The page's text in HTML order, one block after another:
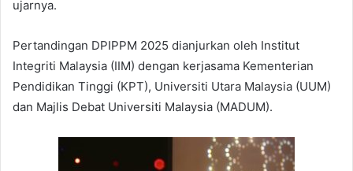
ujarnya.
Pertandingan DPIPPM 2025 dianjurkan oleh Institut
Integriti Malaysia (IIM) dengan kerjasama Kementerian
Pendidikan Tinggi (KPT), Universiti Utara Malaysia (UUM)
dan Majlis Debat Universiti Malaysia (MADUM).